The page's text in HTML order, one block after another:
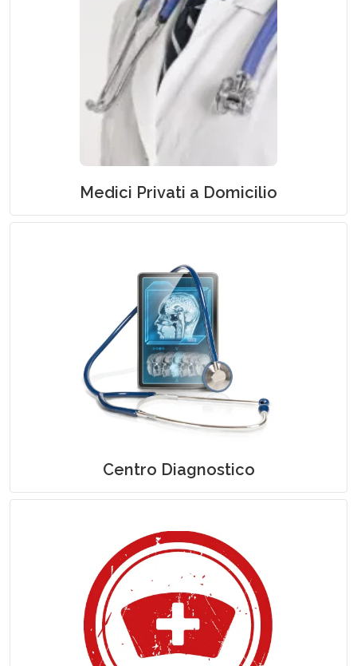
Medici Privati a Domicilio
Medici Generali e Specialisti a Domicilio
Centro Diagnostico
Esami Strumentali e Prelievi a Domicilio
Assistenza Infermieristica a Domicilio